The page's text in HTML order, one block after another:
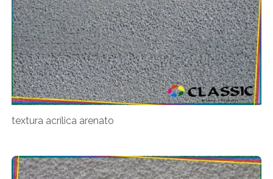
textura acrílica arenato